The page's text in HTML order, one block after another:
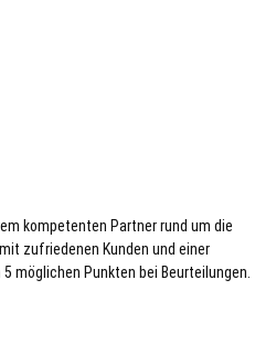
kompetenten Partner rund um die
zufriedenen Kunden und einer
möglichen Punkten bei Beurteilungen.